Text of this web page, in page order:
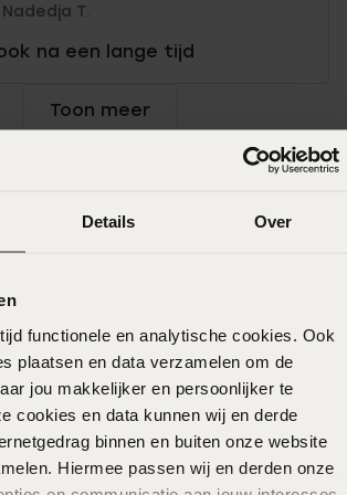
Details Over
functionele en analytische cookies. Ook
plaatsen en data verzamelen om de
jou makkelijker en persoonlijker te
cookies en data kunnen wij en derde
binnen en buiten onze website
Hiermee passen wij en derden onze
T.
na een lange tijd
Toon meer
In winkelmand
jou